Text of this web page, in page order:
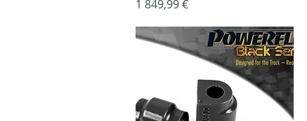
Kaina
1 849,99 €